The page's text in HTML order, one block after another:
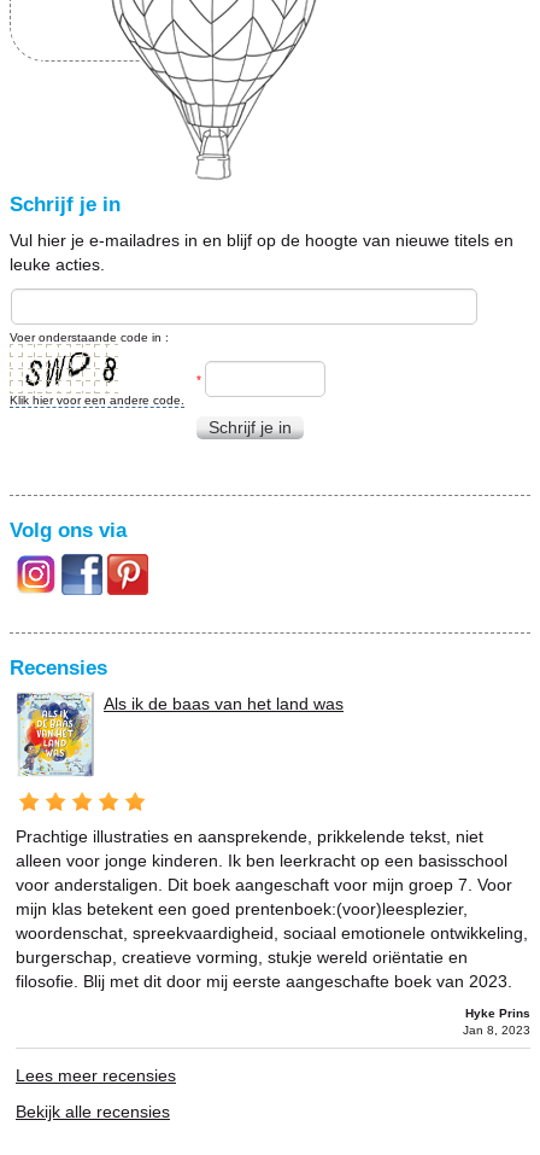
Schrijf je in
Vul hier je e-mailadres in en blijf op de hoogte van nieuwe titels en
leuke acties.
Voer onderstaande code in :
Klik hier voor een andere code.
*
Schrijf je in
Volg ons via
Recensies
Als ik de baas van het land was
Prachtige illustraties en aansprekende, prikkelende tekst, niet
alleen voor jonge kinderen. Ik ben leerkracht op een basisschool
voor anderstaligen. Dit boek aangeschaft voor mijn groep 7. Voor
mijn klas betekent een goed prentenboek:(voor)leesplezier,
woordenschat, spreekvaardigheid, sociaal emotionele ontwikkeling,
burgerschap, creatieve vorming, stukje wereld oriëntatie en
filosofie. Blij met dit door mij eerste aangeschafte boek van 2023.
Hyke Prins
Jan 8, 2023
Lees meer recensies
Bekijk alle recensies